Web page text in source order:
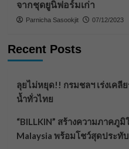
จากชุดยูนิฟอร์มเก่า
Parnicha Sasookjit 07/12/2023
Recent Posts
ลุยไม่หยุด!! กรมชลฯ เร่งเคลี
น้ำทั่วไทย
“BILLKIN” สร้างความภาคภู
Malaysia พร้อมโชว์สุดประทั